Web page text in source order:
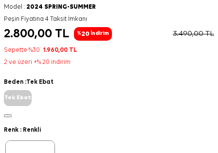
Model : 2024 SPRING-SUMMER
Peşin Fiyatına 4 Taksit İmkanı
2.800,00 TL %20 İndirim 3.490,00TL
Sepette %30 1.960,00 TL
2 ve üzeri +% 20 indirim
Beden :Tek Ebat
Tek Ebat
Renk : Renkli